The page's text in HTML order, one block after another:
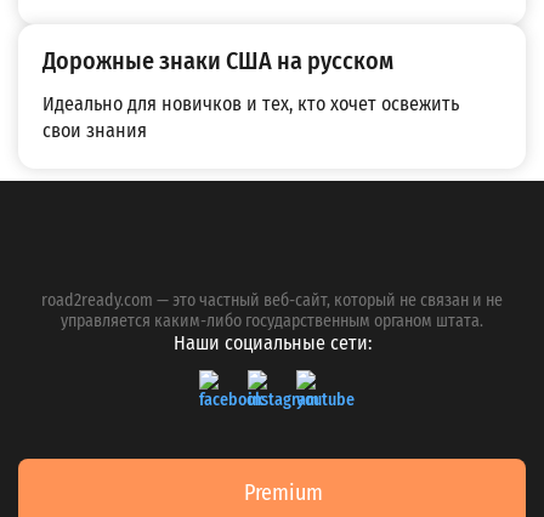
Дорожные знаки США на русском
Идеально для новичков и тех, кто хочет освежить
свои знания
road2ready.com — это частный веб-сайт, который не связан и не
управляется каким-либо государственным органом штата.
Наши социальные сети:
Premium